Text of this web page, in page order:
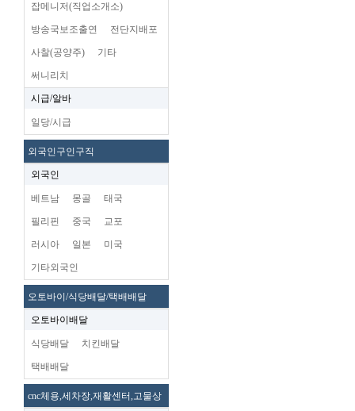
잡메니저(직업소개소)
방송국보조출연 전단지배포
사찰(공양주) 기타
써니리치
시급/알바
일당/시급
외국인구인구직
외국인
베트남 몽골 태국
필리핀 중국 교포
러시아 일본 미국
기타외국인
오토바이/식당배달/택배배달
오토바이배달
식당배달 치킨배달
택배배달
cnc체용,세차장,재활센터,고물상